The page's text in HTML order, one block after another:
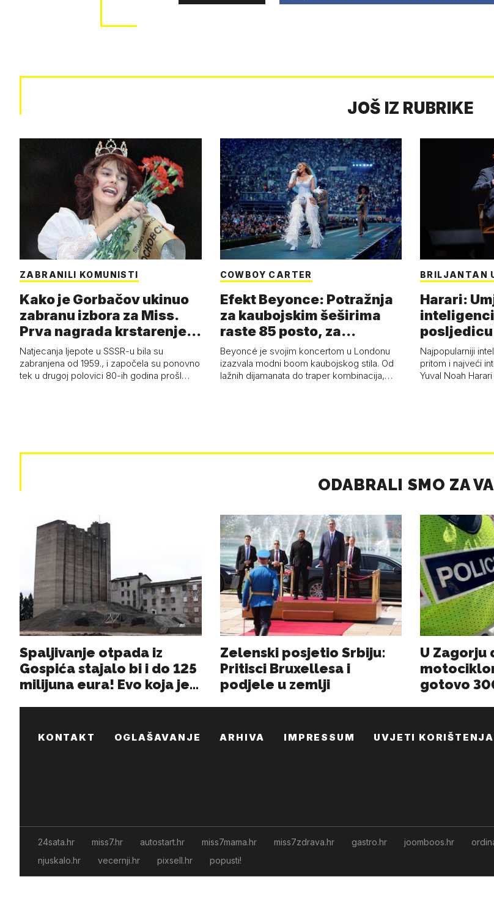
JOŠ IZ RUBRIKE
ZABRANILI KOMUNISTI
Kako je Gorbačov ukinuo
zabranu izbora za Miss.
Prva nagrada krstarenje
Jadran…
Natjecanja ljepote u SSSR-u bila su
zabranjena od 1959., i započela su ponovno
tek u drugoj polovici 80-ih godina prošl…
COWBOY CARTER
Efekt Beyonce: Potražnja
za kaubojskim šeširima
raste 85 posto, za
čizmama 53 p…
Beyoncé je svojim koncertom u Londonu
izazvala modni boom kaubojskog stila. Od
lažnih dijamanata do traper kombinacija,…
BRILJANTAN
Harari:
kolaps
Najpopularniji
pritom i najveći
Yuval Noah
KONTAKT OGLAŠAVANJE ARHIVA IMPRESSUM UVJETI KORIŠTENJA
24sata.hr miss7.hr autostart.hr miss7mama.hr miss7zdrava.hr gastro.hr joomboos.hr
njuskalo.hr
vecernji.hr pixsell.hr popusti!